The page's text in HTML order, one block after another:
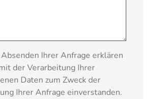
Ihrer Anfrage erklären
der Verarbeitung Ihrer
Daten zum Zweck der
Ihrer Anfrage einverstanden.